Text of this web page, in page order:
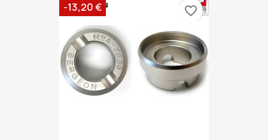
-13,20 € favorite_border